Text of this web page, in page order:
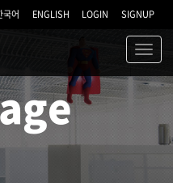
국어 ENGLISH LOGIN SIGNUP